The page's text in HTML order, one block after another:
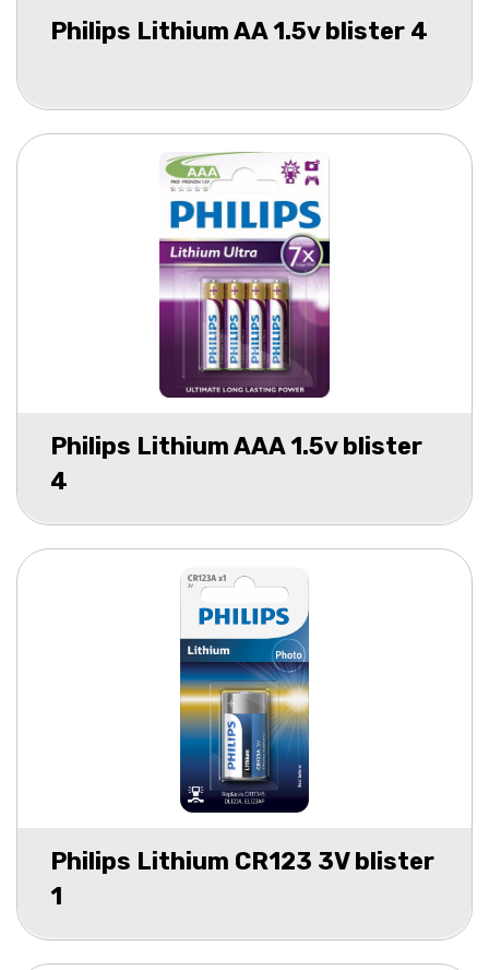
Philips Lithium AA 1.5v blister 4
Philips Lithium AAA 1.5v blister
4
Philips Lithium CR123 3V blister
1